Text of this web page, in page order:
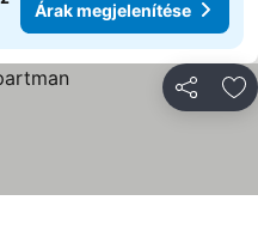
Árak megjelenítése